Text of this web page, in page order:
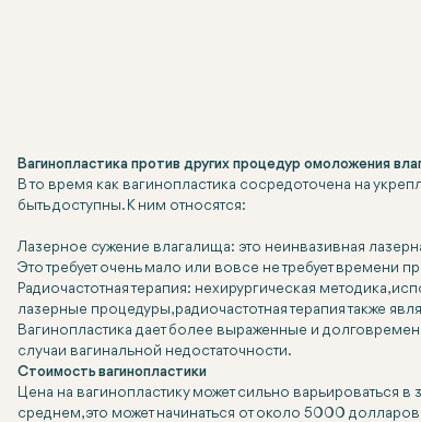
Вагинопластика против других процедур омоложения
В то время как вагинопластика сосредоточена на
быть доступны. К ним относятся:
Лазерное сужение влагалища: это неинвазивная
Это требует очень мало или вовсе не требует времени
Радиочастотная терапия: нехирургическая методика,
лазерные процедуры, радиочастотная терапия также
Вагинопластика дает более выраженные и
случаи вагинальной недостаточности.
Стоимость вагинопластики
Цена на вагинопластику может сильно варьироваться
среднем, это может начинаться от около 5000